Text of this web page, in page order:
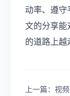
动率、遵
文的分享能
的道路上越
上一篇：视